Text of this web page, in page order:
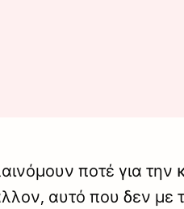
ποτέ για
αυτό που δεν με